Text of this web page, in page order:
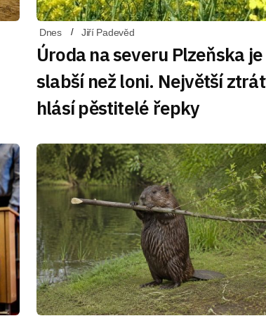
Dnes Jiří Padevěd
Úroda na severu Plzeňska je
slabší než loni. Největší
hlásí pěstitelé řepky